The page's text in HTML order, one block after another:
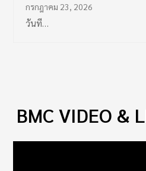
กรกฎาคม 23, 2026
วันที…
BMC VIDEO &